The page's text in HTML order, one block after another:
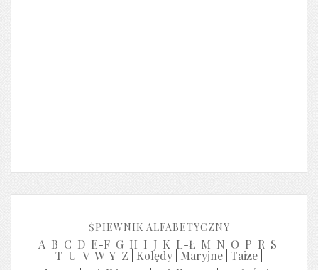
ŚPIEWNIK ALFABETYCZNY
A B C D E-F G H I J K L-Ł M N O P R S
T U-V W-Y Z Kolędy Maryjne Taize